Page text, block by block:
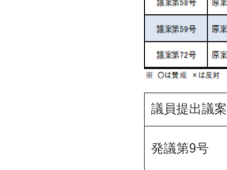
議員提出議案
発議第9号